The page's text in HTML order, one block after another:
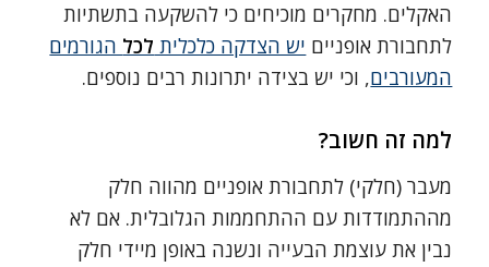
האקלים. מחקרים מוכיחים כי להשקעה בתשתיות
לתחבורת אופניים יש הצדקה כלכלית לכל הגורמים
המעורבים, וכי יש בצידה יתרונות רבים נוספים.
למה זה חשוב?
מעבר (חלקי) לתחבורת אופניים מהווה חלק
מההתמודדות עם ההתחממות הגלובלית. אם לא
נבין את עוצמת הבעייה ונשנה באופן מיידי חלק